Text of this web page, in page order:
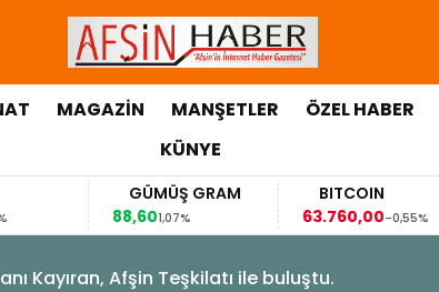
MAGAZİN MANŞETLER
ÖZEL HABER
KÜNYE
GÜMÜŞ GRAM
88,60
1,07%
BITCOIN
63.760,00-0,55%
Kayıran, Afşin Teşkilatı ile buluştu.